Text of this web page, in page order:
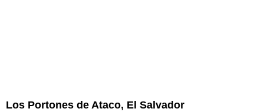
Los Portones de Ataco, El Salvador